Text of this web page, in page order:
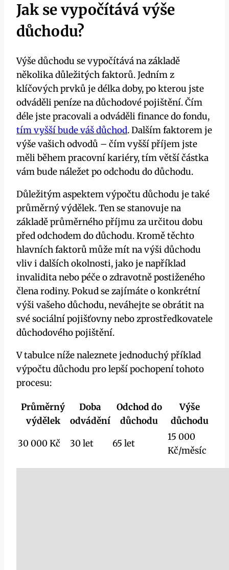
Jak se vypočítává výše
důchodu?
Výše důchodu se vypočítává na základě
několika důležitých faktorů. Jedním z
klíčových prvků je délka doby, po kterou jste
odváděli peníze na důchodové pojištění. Čím
déle jste pracovali a odváděli finance do fondu,
tím vyšší bude váš důchod. Dalším faktorem je
výše vašich odvodů – čím vyšší příjem jste
měli během pracovní kariéry, tím větší částka
vám bude náležet po odchodu do důchodu.
Důležitým aspektem výpočtu důchodu je také
průměrný výdělek. Ten se stanovuje na
základě průměrného příjmu za určitou dobu
před odchodem do důchodu. Kromě těchto
hlavních faktorů může mít na výši důchodu
vliv i dalších okolnosti, jako je například
invalidita nebo péče o zdravotně postiženého
člena rodiny. Pokud se zajímáte o konkrétní
výši vašeho důchodu, neváhejte se obrátit na
své sociální pojišťovny nebo zprostředkovatele
důchodového pojištění.
V tabulce níže naleznete jednoduchý příklad
výpočtu důchodu pro lepší pochopení tohoto
procesu:
Průměrný
výdělek
Doba
odvádění
Odchod do
důchodu
Výše
důchodu
30 000 Kč
30 let 65 let
15 000
Kč/měsíc